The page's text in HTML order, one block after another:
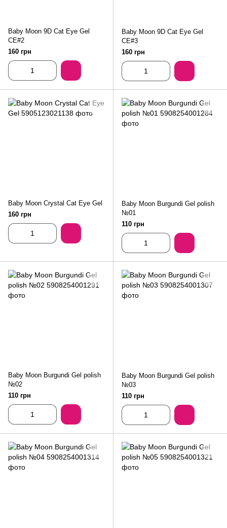
Baby Moon 9D Cat Eye Gel
CE#2
160 грн
Baby Moon 9D Cat Eye Gel
CE#3
160 грн
Baby Moon Crystal Cat Eye Gel
160 грн
Baby Moon Burgundi Gel polish
№01
110 грн
Baby Moon Burgundi Gel polish
№02
110 грн
Baby Moon Burgundi Gel polish
№03
110 грн